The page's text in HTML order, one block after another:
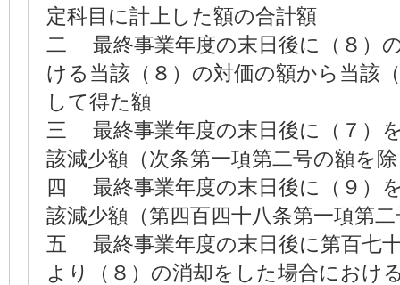
定科目に計上した額の合計額
二 最終事業年度の末日後に（８）
ける当該（８）の対価の額から当該
して得た額
三 最終事業年度の末日後に（７）
該減少額（次条第一項第二号の額を
四 最終事業年度の末日後に（９）
該減少額（第四百四十八条第一項第
五 最終事業年度の末日後に第百七
より（８）の消却をした場合におけ